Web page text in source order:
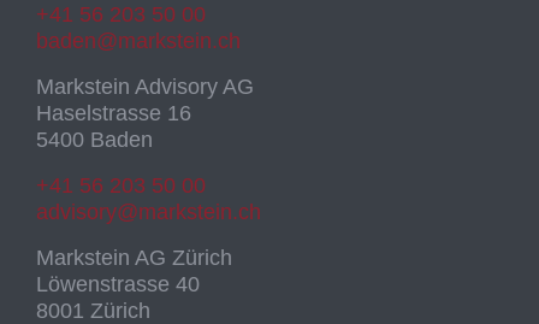
+41 56 203 50 00
baden@markstein.ch
Markstein Advisory AG
Haselstrasse 16
5400 Baden
+41 56 203 50 00
advisory@markstein.ch
Markstein AG Zürich
Löwenstrasse 40
8001 Zürich